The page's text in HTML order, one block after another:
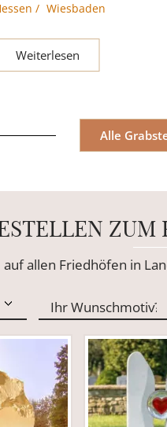
/ Wiesbaden
Weiterlesen
Alle
ZUM
allen Friedhöfen in